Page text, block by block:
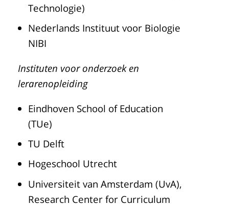
Technologie)
Nederlands Instituut voor Biologie
NIBI
Instituten voor onderzoek en
lerarenopleiding
Eindhoven School of Education
(TUe)
TU Delft
Hogeschool Utrecht
Universiteit van Amsterdam (UvA),
Research Center for Curriculum